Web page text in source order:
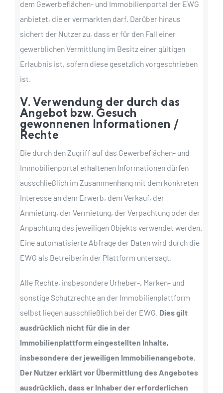
dem Gewerbeflächen- und Immobilienportal der EWG
anbietet, die er vermarkten darf. Darüber hinaus
sichert der Nutzer zu, dass er für den Fall einer
gewerblichen Vermittlung im Besitz einer gültigen
Erlaubnis ist, sofern diese gesetzlich vorgeschrieben
ist.
V. Verwendung der durch das
Angebot bzw. Gesuch
gewonnenen Informationen /
Rechte
Die durch den Zugriff auf das Gewerbeflächen- und
Immobilienportal erhaltenen Informationen dürfen
ausschließlich im Zusammenhang mit dem konkreten
Interesse an dem Erwerb, dem Verkauf, der
Anmietung, der Vermietung, der Verpachtung oder der
Anpachtung des jeweiligen Objekts verwendet werden.
Eine automatisierte Abfrage der Daten wird durch die
EWG als Betreiberin der Plattform untersagt.
Alle Rechte, insbesondere Urheber-, Marken- und
sonstige Schutzrechte an der Immobilienplattform
selbst liegen ausschließlich bei der EWG. Dies gilt
ausdrücklich nicht für die in der
Immobilienplattform eingestellten Inhalte,
insbesondere der jeweiligen Immobilienangebote.
Der Nutzer erklärt vor Übermittlung des Angebotes
ausdrücklich, dass er Inhaber der erforderlichen